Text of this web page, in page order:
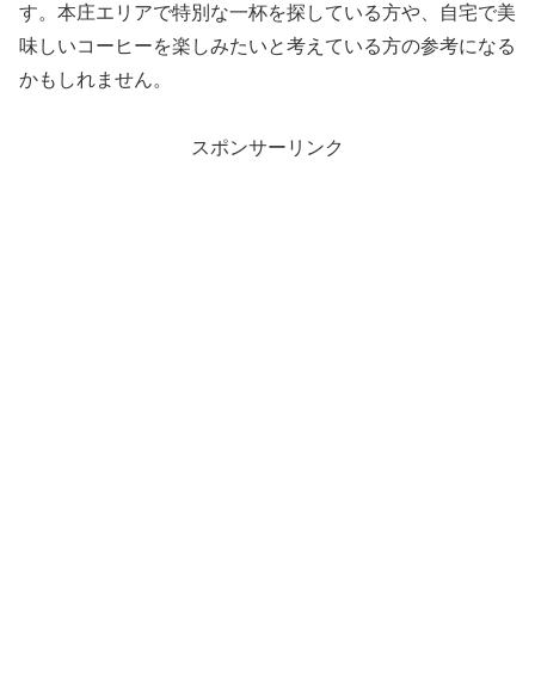
す。本庄エリアで特別な一杯を探している方や、自宅で美
味しいコーヒーを楽しみたいと考えている方の参考になる
かもしれません。
スポンサーリンク